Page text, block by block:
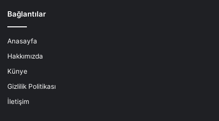
Bağlantılar
Anasayfa
Hakkımızda
Künye
Gizlilik Politikası
İletişim